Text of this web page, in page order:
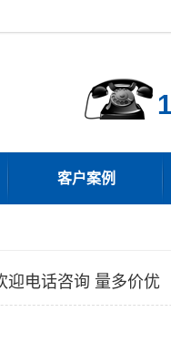
客户案例
迎电话咨询 量多价优